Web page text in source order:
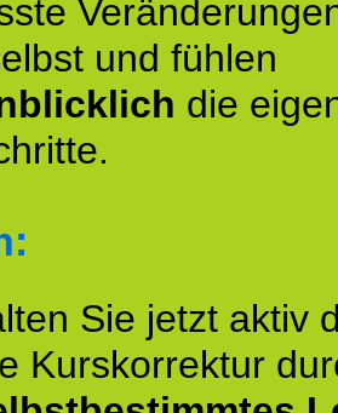
und fühlen
die
Sie jetzt aktiv
Kurskorrektur